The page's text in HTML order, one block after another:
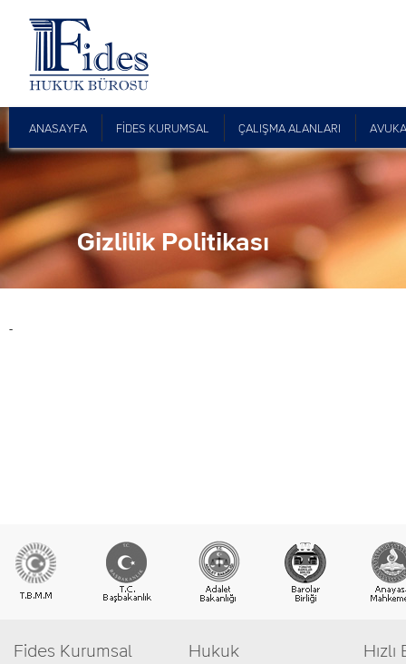
ANASAYFA FİDES KURUMSAL ÇALIŞMA ALANLARI
Gizlilik Politikası
-
Fides Kurumsal Hukuk Hızlı